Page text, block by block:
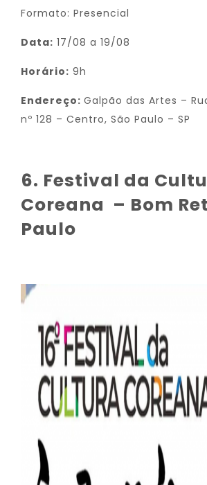
Formato: Presencial
Data: 17/08 a 19/08
Horário: 9h
Endereço: Galpão das Artes –
nº 128 – Centro, São Paulo – SP
6. Festival da
Coreana – Bom
Paulo